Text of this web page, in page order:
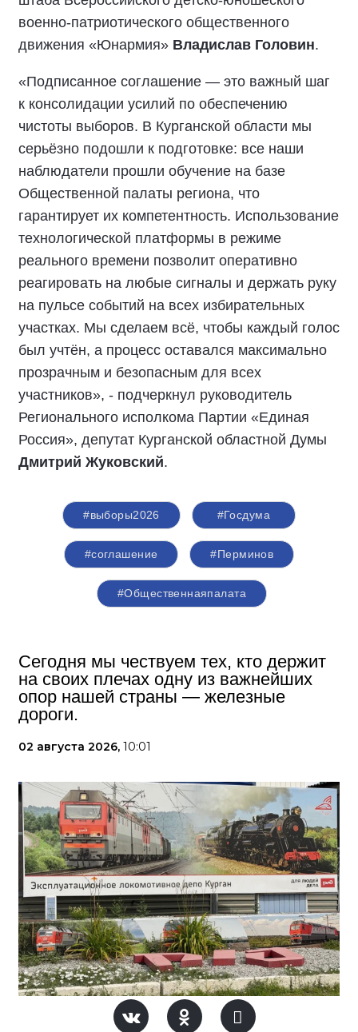
военно-патриотического общественного
движения «Юнармия» Владислав Головин.
«Подписанное соглашение — это важный шаг
к консолидации усилий по обеспечению
чистоты выборов. В Курганской области мы
серьёзно подошли к подготовке: все наши
наблюдатели прошли обучение на базе
Общественной палаты региона, что
гарантирует их компетентность. Использование
технологической платформы в режиме
реального времени позволит оперативно
реагировать на любые сигналы и держать руку
на пульсе событий на всех избирательных
участках. Мы сделаем всё, чтобы каждый голос
был учтён, а процесс оставался максимально
прозрачным и безопасным для всех
участников», - подчеркнул руководитель
Регионального исполкома Партии «Единая
Россия», депутат Курганской областной Думы
Дмитрий Жуковский.
#выборы2026 #Госдума
#соглашение #Перминов
#Общественнаяпалата
Сегодня мы чествуем тех, кто держит
на своих плечах одну из важнейших
опор нашей страны — железные
дороги.
02 августа 2026, 10:01